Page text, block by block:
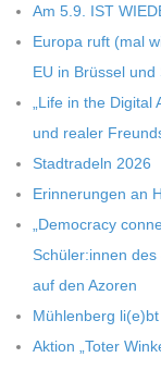
H
M
I
D
T
-
Am 5.9. IST
Europa ruft (mal
EU in Brüs­sel und
„Life in the
und rea­ler
Stadt­ra­deln 2026
Erin­ne­run­gen an
„Demo­cracy
Schüler:innen
auf den Azoren
Müh­len­berg
Aktion „Toter